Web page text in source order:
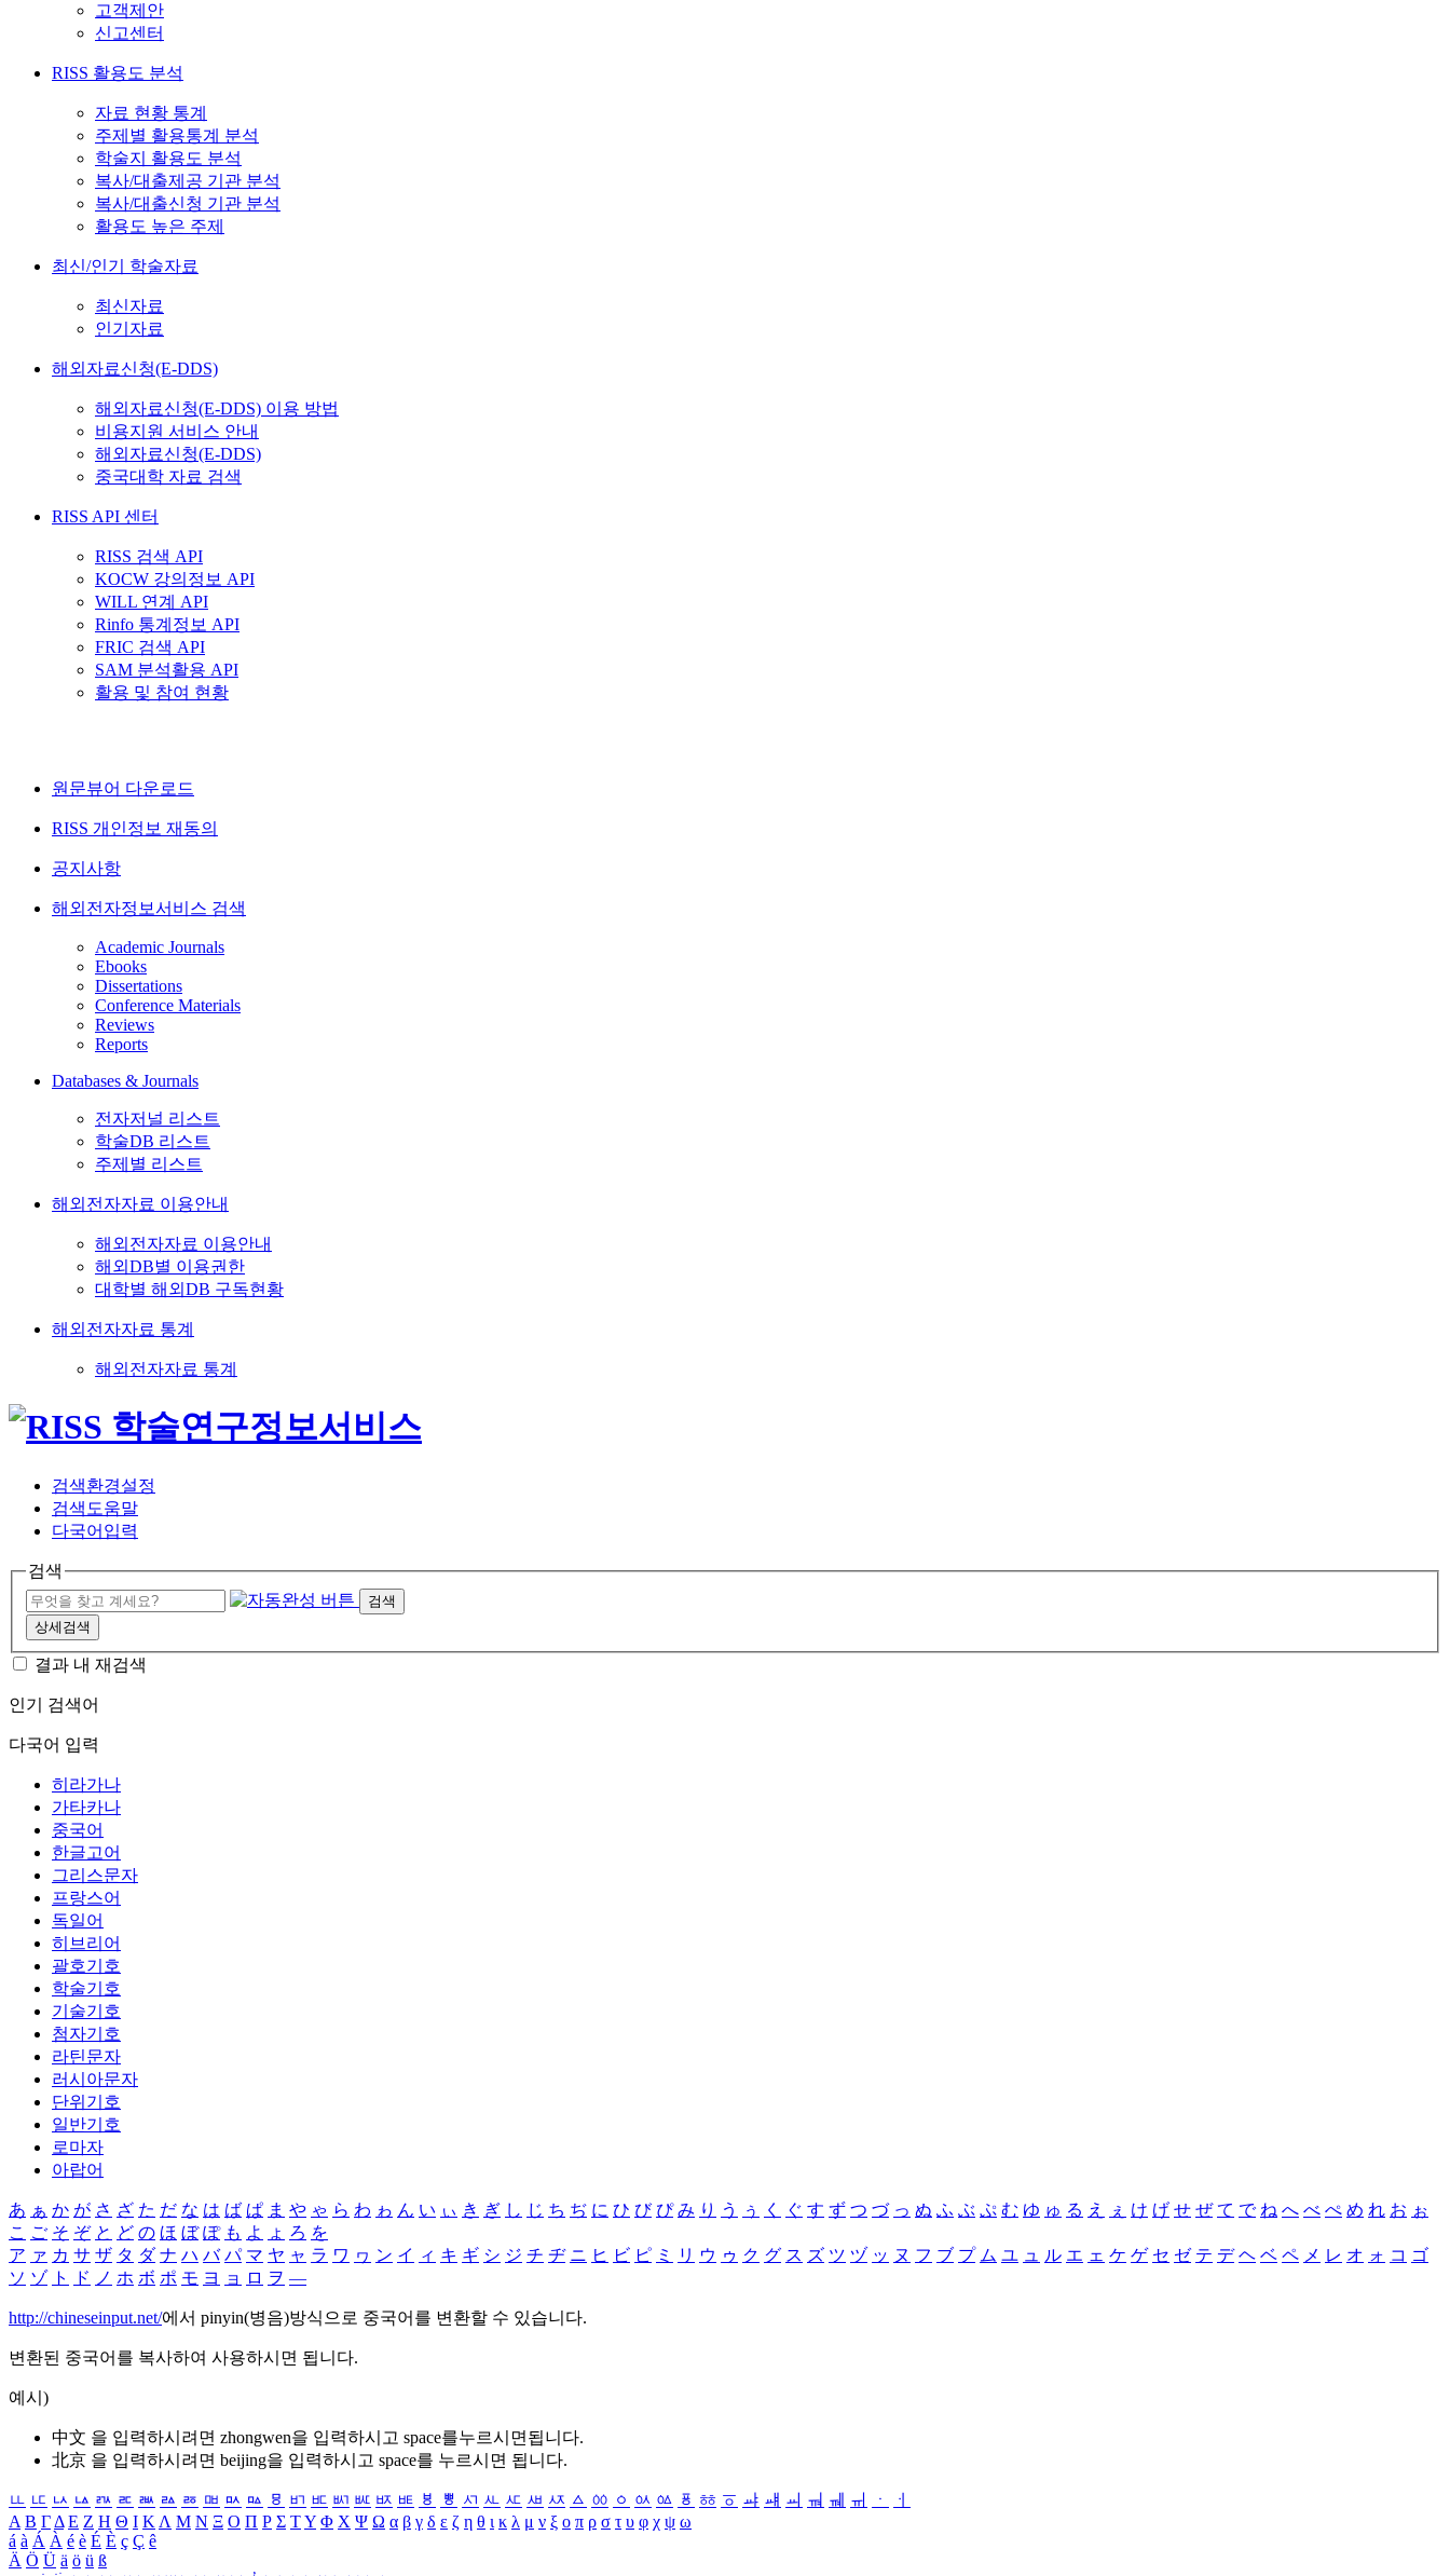
고객제안
신고센터
RISS 활용도 분석
자료 현황 통계
주제별 활용통계 분석
학술지 활용도 분석
복사/대출제공 기관 분석
복사/대출신청 기관 분석
활용도 높은 주제
최신/인기 학술자료
최신자료
인기자료
해외자료신청(E-DDS)
해외자료신청(E-DDS) 이용 방법
비용지원 서비스 안내
해외자료신청(E-DDS)
중국대학 자료 검색
RISS API 센터
RISS 검색 API
KOCW 강의정보 API
WILL 연계 API
Rinfo 통계정보 API
FRIC 검색 API
SAM 분석활용 API
활용 및 참여 현황
원문뷰어 다운로드
RISS 개인정보 재동의
공지사항
해외전자정보서비스 검색
Academic Journals
Ebooks
Dissertations
Conference Materials
Reviews
Reports
Databases & Journals
전자저널 리스트
학술DB 리스트
주제별 리스트
해외전자자료 이용안내
해외전자자료 이용안내
해외DB별 이용권한
대학별 해외DB 구독현황
해외전자자료 통계
해외전자자료 통계
검색환경설정
검색도움말
다국어입력
검색
검색
상세검색
결과 내 재검색
인기 검색어
다국어 입력
히라가나
가타카나
중국어
한글고어
그리스문자
프랑스어
독일어
히브리어
괄호기호
학술기호
기술기호
첨자기호
라틴문자
러시아문자
단위기호
일반기호
로마자
아랍어
あ ぁ か が さ ざ た だ な は ば ぱ ま や ゃ ら わ ゎ ん い ぃ き ぎ し じ ち ぢ に ひ び ぴ み り う ぅ く ぐ す ず つ づ っ ぬ ふ ぶ ぷ む ゆ ゅ る え ぇ け げ せ ぜ て で ね へ べ ぺ め れ お ぉ
こ ご そ ぞ と ど の ほ ぼ ぽ も よ ょ ろ を
ア ァ カ サ ザ タ ダ ナ ハ バ パ マ ヤ ャ ラ ワ ヮ ン イ ィ キ ギ シ ジ チ ヂ ニ ヒ ビ ピ ミ リ ウ ゥ ク グ ス ズ ツ ヅ ッ ヌ フ ブ プ ム ユ ュ ル エ ェ ケ ゲ セ ゼ テ デ ヘ ベ ペ メ レ オ ォ コ ゴ
ソ ゾ ト ド ノ ホ ボ ポ モ ヨ ョ ロ ヲ ―
http://chineseinput.net/에서 pinyin(병음)방식으로 중국어를 변환할 수 있습니다.
변환된 중국어를 복사하여 사용하시면 됩니다.
예시)
中文 을 입력하시려면 zhongwen을 입력하시고 space를누르시면됩니다.
北京 을 입력하시려면 beijing을 입력하시고 space를 누르시면 됩니다.
ㅥ ㅦ ㅧ ㅨ ㅩ ㅪ ㅫ ㅬ ㅭ ㅮ ㅯ ㅰ ㅱ ㅲ ㅳ ㅴ ㅵ ㅶ ㅷ ㅸ ㅹ ㅺ ㅻ ㅼ ㅽ ㅾ ㅿ ㆀ ㆁ ㆂ ㆃ ㆄ ㆅ ㆆ ㆇ ㆈ ㆉ ㆊ ㆋ ㆌ ㆍ
ㆎ
Α Β ΓΔ Ε Ζ Η Θ Ι ΚΛ Μ Ν Ξ Ο Π Ρ Σ ΤΥ Φ Χ Ψ Ω α β γ δ ε ζ η θ ι κ λ μ ν ξ ο π ρ σ τ υ φ χ ψ ω
á à Á À é è É È ç Ç ê
Ä Ö Ü ä ö ü ß